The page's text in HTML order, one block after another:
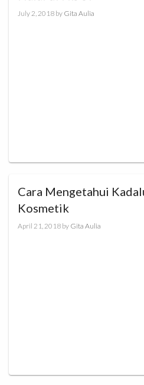
July 2, 2018 by Gita Aulia
Cara Mengetahui
Kosmetik
April 21, 2018 by Gita Aulia